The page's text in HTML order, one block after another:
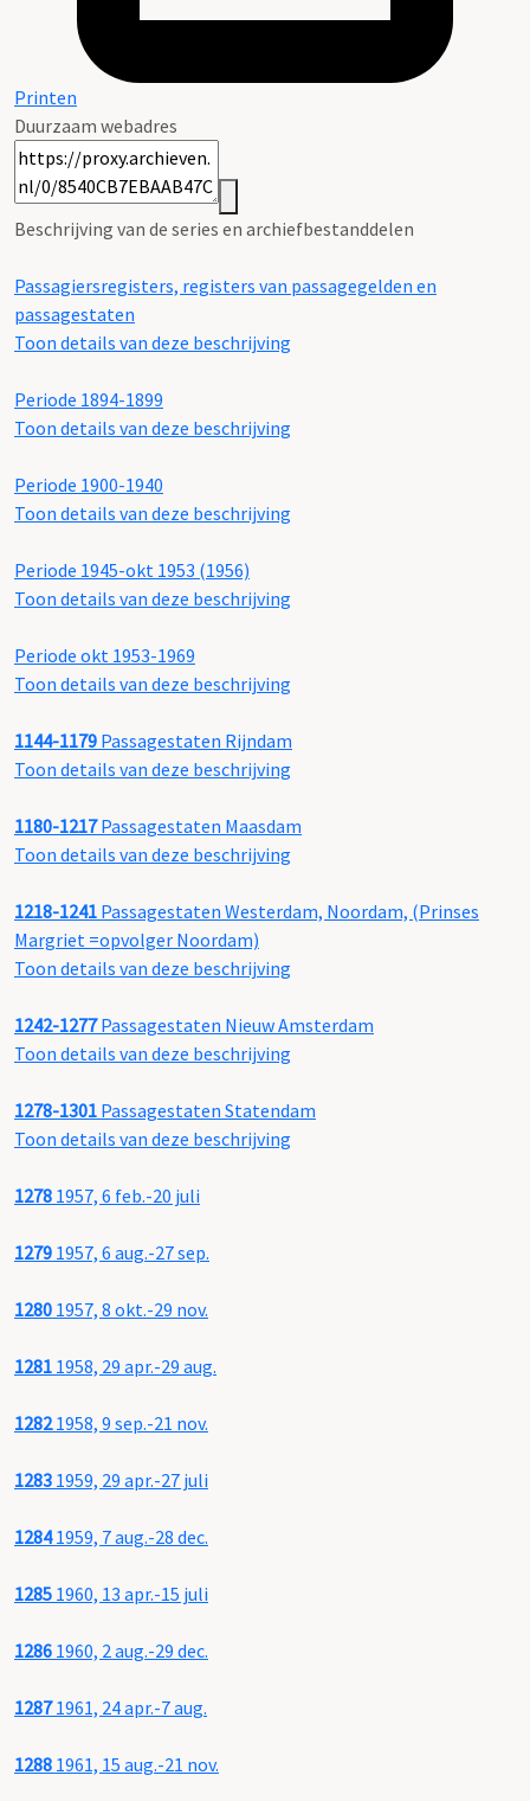
Printen
Duurzaam webadres
Beschrijving van de series en archiefbestanddelen
Passagiersregisters, registers van passagegelden en
passagestaten
Toon details van deze beschrijving
Periode 1894-1899
Toon details van deze beschrijving
Periode 1900-1940
Toon details van deze beschrijving
Periode 1945-okt 1953 (1956)
Toon details van deze beschrijving
Periode okt 1953-1969
Toon details van deze beschrijving
1144-1179 Passagestaten Rijndam
Toon details van deze beschrijving
1180-1217Passagestaten Maasdam
Toon details van deze beschrijving
1218-1241 Passagestaten Westerdam, Noordam, (Prinses
Margriet =opvolger Noordam)
Toon details van deze beschrijving
1242-1277Passagestaten Nieuw Amsterdam
Toon details van deze beschrijving
1278-1301 Passagestaten Statendam
Toon details van deze beschrijving
1278 1957, 6 feb.-20 juli
1279 1957, 6 aug.-27 sep.
1280 1957, 8 okt.-29 nov.
1281 1958, 29 apr.-29 aug.
12821958, 9 sep.-21 nov.
1283 1959, 29 apr.-27 juli
12841959, 7 aug.-28 dec.
1285 1960, 13 apr.-15 juli
1286 1960, 2 aug.-29 dec.
12871961, 24 apr.-7 aug.
1288 1961, 15 aug.-21 nov.